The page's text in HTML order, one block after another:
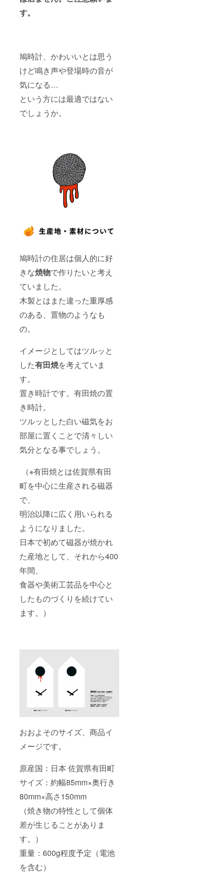
す。
鳩時計、かわいいとは思う
けど鳴き声や登場時の音が
気になる…
という方には最適ではない
でしょうか。
鳩時計の住居は個人的に好
きな焼物で作りたいと考え
ていました。
木製とはまた違った重厚感
のある、置物のようなも
の。
イメージとしてはツルッと
した有田焼を考えていま
す。
置き時計です。有田焼の置
き時計。
ツルッとした白い磁気をお
部屋に置くことで清々しい
気分となる事でしょう。
（※有田焼とは佐賀県有田
町を中心に生産される磁器
で、
明治以降に広く用いられる
ようになりました。
日本で初めて磁器が焼かれ
た産地として、それから400
年間、
食器や美術工芸品を中心と
したものづくりを続けてい
ます。）
おおよそのサイズ、商品イ
メージです。
原産国：日本 佐賀県有田町
サイズ：約幅85mm×奥行き
80mm×高さ150mm
（焼き物の特性として個体
差が生じることがありま
す。）
重量：600g程度予定（電池
を含む）